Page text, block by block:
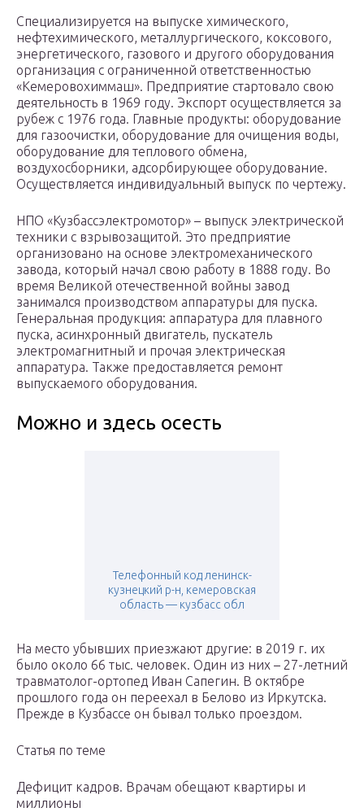
Специализируется на выпуске химического,
нефтехимического, металлургического, коксового,
энергетического, газового и другого оборудования
организация с ограниченной ответственностью
«Кемеровохиммаш». Предприятие стартовало свою
деятельность в 1969 году. Экспорт осуществляется за
рубеж с 1976 года. Главные продукты: оборудование
для газоочистки, оборудование для очищения воды,
оборудование для теплового обмена,
воздухосборники, адсорбирующее оборудование.
Осуществляется индивидуальный выпуск по чертежу.
НПО «Кузбассэлектромотор» – выпуск электрической
техники с взрывозащитой. Это предприятие
организовано на основе электромеханического
завода, который начал свою работу в 1888 году. Во
время Великой отечественной войны завод
занимался производством аппаратуры для пуска.
Генеральная продукция: аппаратура для плавного
пуска, асинхронный двигатель, пускатель
электромагнитный и прочая электрическая
аппаратура. Также предоставляется ремонт
выпускаемого оборудования.
Можно и здесь осесть
Телефонный код ленинск-
кузнецкий р-н, кемеровская
область — кузбасс обл
На место убывших приезжают другие: в 2019 г. их
было около 66 тыс. человек. Один из них – 27-летний
травматолог-ортопед Иван Сапегин. В октябре
прошлого года он переехал в Белово из Иркутска.
Прежде в Кузбассе он бывал только проездом.
Статья по теме
Дефицит кадров. Врачам обещают квартиры и
миллионы